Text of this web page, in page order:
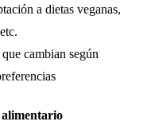
a dietas veganas,
cambian según